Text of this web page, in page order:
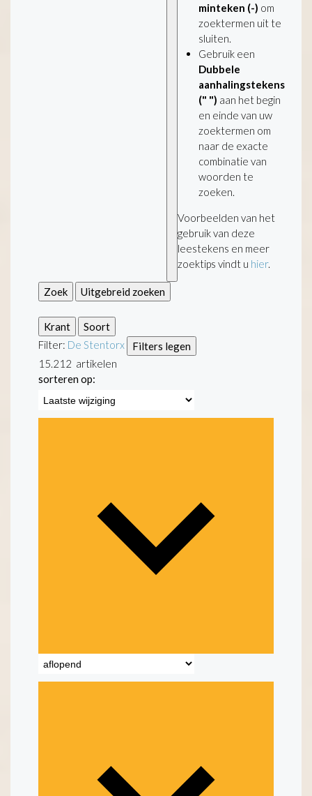
minteken (-) om
zoektermen uit te
sluiten.
Gebruik een
Dubbele
aanhalingstekens
(" ") aan het begin
en einde van uw
zoektermen om
naar de exacte
combinatie van
woorden te
zoeken.
Voorbeelden van het
gebruik van deze
leestekens en meer
zoektips vindt u hier.
Zoek Uitgebreid zoeken
Krant
Soort
Filter: De Stentorx
Filters legen
15.212 artikelen
sorteren op: